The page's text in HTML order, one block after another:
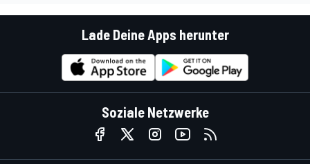
Lade Deine Apps herunter
Soziale Netzwerke